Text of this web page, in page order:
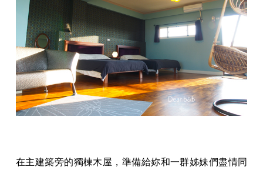
在主建築旁的獨棟木屋，準備給妳和一群姊妹們盡情同